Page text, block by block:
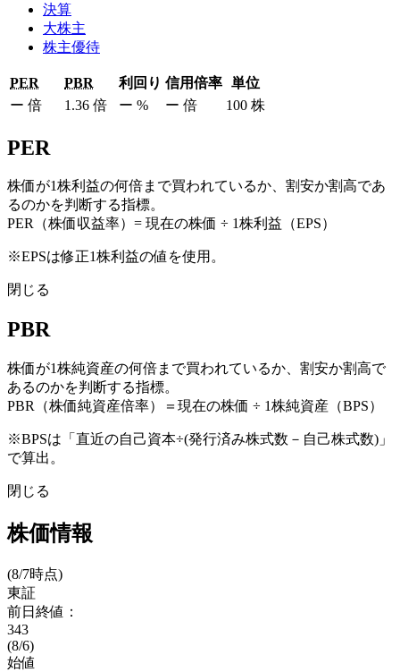
決算
大株主
株主優待
PER PBR 利回り 信用倍率 単位
ー 倍 1.36 倍 ー % ー 倍 100 株
PER
株価が1株利益の何倍まで買われているか、割安か割高であ
るのかを判断する指標。
PER（株価収益率）= 現在の株価 ÷ 1株利益（EPS）
※EPSは修正1株利益の値を使用。
閉じる
PBR
株価が1株純資産の何倍まで買われているか、割安か割高で
あるのかを判断する指標。
PBR（株価純資産倍率）＝現在の株価 ÷ 1株純資産（BPS）
※BPSは「直近の自己資本÷(発行済み株式数－自己株式数)」
で算出。
閉じる
株価情報
(8/7時点)
東証
前日終値：
343
(8/6)
始値